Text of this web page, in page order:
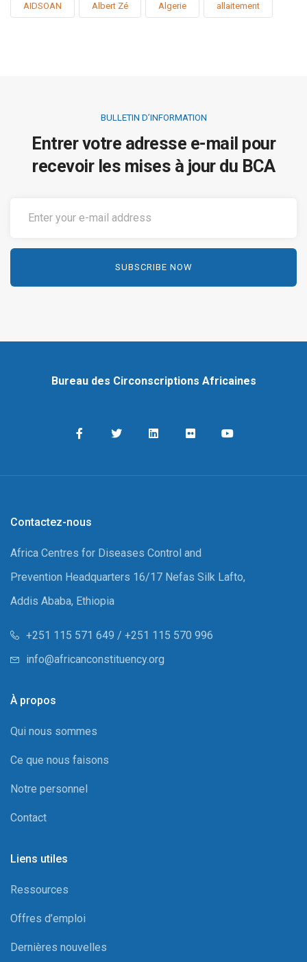
AIDSOAN Albert Zé Algerie allaitement
BULLETIN D’INFORMATION
Entrer votre adresse e-mail pour
recevoir les mises à jour du BCA
Bureau des Circonscriptions Africaines
Contactez-nous
Africa Centres for Diseases Control and
Prevention Headquarters 16/17 Nefas Silk Lafto,
Addis Ababa, Ethiopia
+251 115 571 649 / +251 115 570 996
info@africanconstituency.org
À propos
Qui nous sommes
Ce que nous faisons
Notre personnel
Contact
Liens utiles
Ressources
Offres d’emploi
Dernières nouvelles